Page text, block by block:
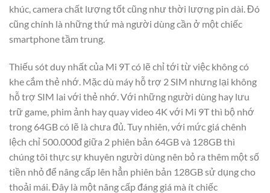
khúc, camera chất lượng tốt cũng như thời lượng pin dài. Đó
cũng chính là những thứ mà người dùng cần ở một chiếc
smartphone tầm trung.
Thiếu sót duy nhất của Mi 9T có lẽ chỉ tới từ việc không có
khe cắm thẻ nhớ. Mặc dù máy hỗ trợ 2 SIM nhưng lại không
hỗ trợ SIM lai với thẻ nhớ. Với những người dùng hay lưu
trữ game, phim ảnh hay quay video 4K với Mi 9T thì bộ nhớ
trong 64GB có lẽ là chưa đủ. Tuy nhiên, với mức giá chênh
lệch chỉ 500.000đ giữa 2 phiên bản 64GB và 128GB thì
chúng tôi thực sự khuyên người dùng nên bỏ ra thêm một số
tiền nhỏ để nâng cấp lên hẳn phiên bản 128GB sử dụng cho
thoải mái. Đây là một nâng cấp đáng giá mà ít chiếc